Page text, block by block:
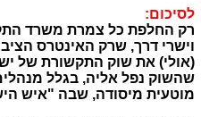
לסיכום:
רק החלפת כל צמרת משרד
וישרי דרך, שרק האינטרס
(אולי) את שוק התקשורת של
שהשוק נפל אליה, בגלל
מוטעית מיסודה, שבה "איש